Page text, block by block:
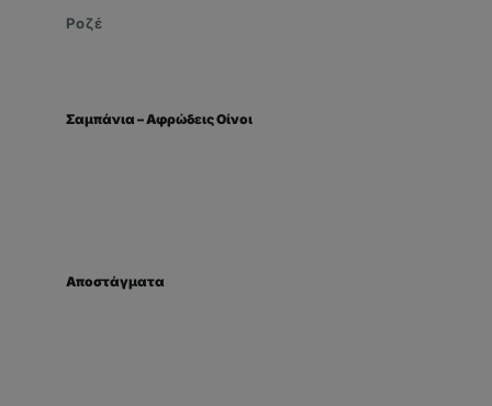
Ροζέ
Σαμπάνια – Αφρώδεις Οίνοι
Αποστάγματα